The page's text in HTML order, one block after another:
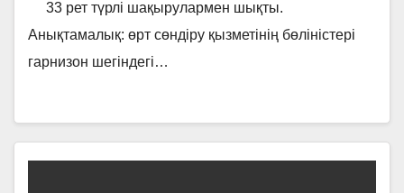
33 рет түрлі шақырулармен шықты.
Анықтамалық: өрт сөндіру қызметінің бөліністері
гарнизон шегіндегі…